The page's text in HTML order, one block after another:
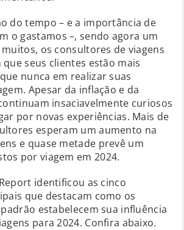
do tempo – e a importância de
o gastamos –, sendo agora um
os consultores de viagens
seus clientes estão mais
nunca em realizar suas
Apesar da inflação e da
insaciavelmente curiosos
por novas experiências. Mais de
esperam um aumento na
e quase metade prevê um
por viagem em 2024.
identificou as cinco
que destacam como os
estabelecem sua influência
para 2024. Confira abaixo.